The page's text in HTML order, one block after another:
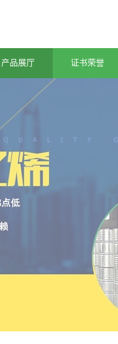
产品展厅 证书荣誉